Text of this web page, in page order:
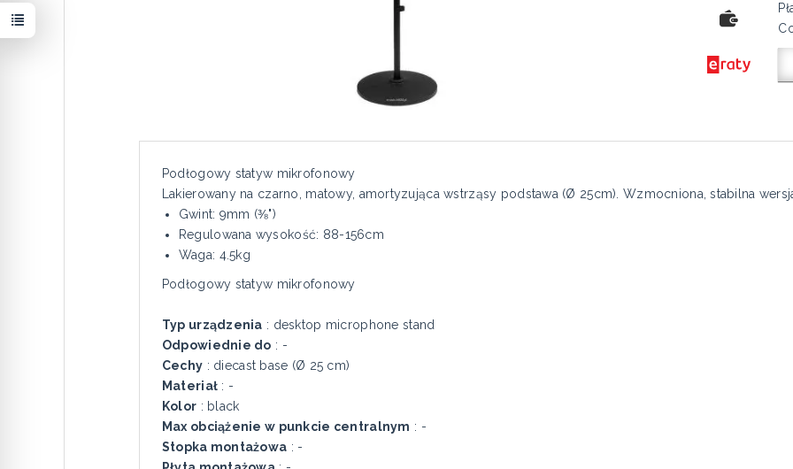
Podłogowy statyw mikrofonowy
Lakierowany na czarno, matowy, amortyzująca wstrząsy podstawa (Ø 25cm). Wzmocniona, stabilna
Gwint: 9mm (⅜")
Regulowana wysokość: 88-156cm
Waga: 4.5kg
Podłogowy statyw mikrofonowy
Typ urządzenia : desktop microphone stand
Odpowiednie do : -
Cechy : diecast base (Ø 25 cm)
Materiał : -
Kolor : black
Max obciążenie w punkcie centralnym : -
Stopka montażowa : -